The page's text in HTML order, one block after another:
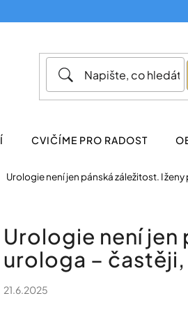
CVIČÍME PRO RADOST
Urologie není jen pánská záležitost. I
Urologie není
urologa – častěji,
21.6.2025
Co potřebujete najít?